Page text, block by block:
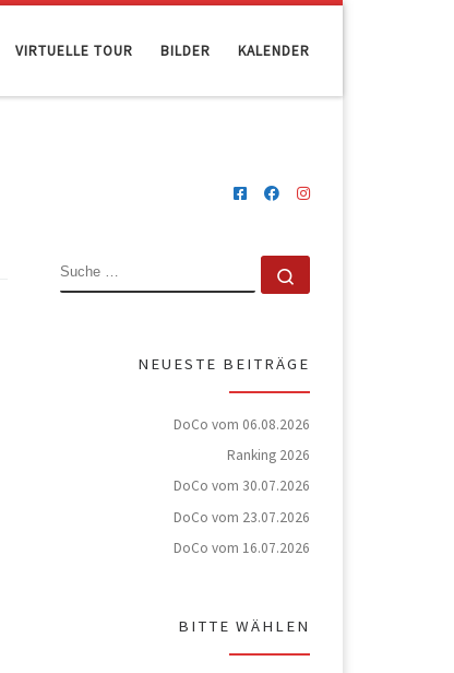
VIRTUELLE TOUR BILDER KALENDER
SUCHE
NEUESTE BEITRÄGE
DoCo vom 06.08.2026
Ranking 2026
DoCo vom 30.07.2026
DoCo vom 23.07.2026
DoCo vom 16.07.2026
BITTE WÄHLEN